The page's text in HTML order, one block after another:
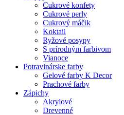
Cukrové konfety
Cukrové perly
Cukrový máčik
Koktail
Ryžové posypy
S prírodným farbivom
Vianoce
Potravinárske farby
Gelové farby K Decor
Prachové farby
Zápichy
Akrylové
Drevenné